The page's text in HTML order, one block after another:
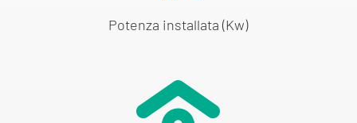
Potenza installata (Kw)